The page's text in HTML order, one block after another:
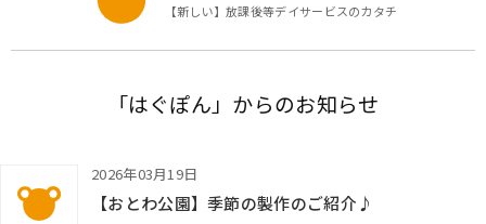
【新しい】放課後等デイサービスのカタチ
「はぐぽん」からのお知らせ
KTC放課後等デイサービス はぐぽん
【おとわ公園】季節の製作のご紹介♪
2026年03月19日